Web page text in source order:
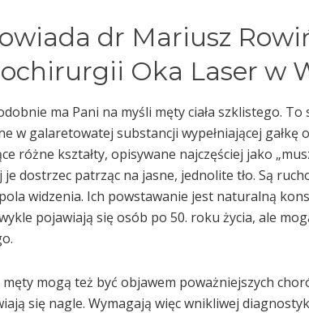
dr Mariusz
Oka Laser w
ma Pani na myśli męty ciała szklistego.
w galaretowatej substancji wypełniającej gałkę
różne kształty, opisywane najczęściej jako
je dostrzec patrząc na jasne, jednolite tło. Są
widzenia. Ich powstawanie jest naturalną
pojawiają się osób po 50. roku życia, ale
mogą też być objawem poważniejszych
się nagle. Wymagają więc wnikliwej